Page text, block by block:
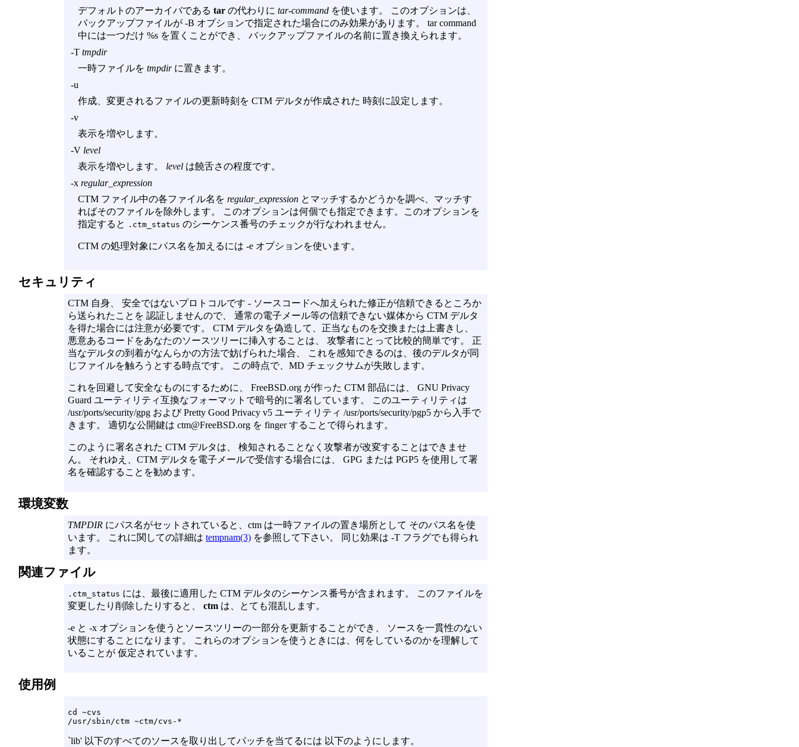
デフォルトのアーカイバである tar の代わりに tar-command を使います。 このオプションは、
バックアップファイルが -B オプションで指定された場合にのみ効果があります。 tar command
中には一つだけ %s を置くことができ、 バックアップファイルの名前に置き換えられます。
-T tmpdir
一時ファイルを tmpdirに置きます。
-u
作成、変更されるファイルの更新時刻を CTM デルタが作成された 時刻に設定します。
-v
表示を増やします。
-V level
表示を増やします。 level は饒舌さの程度です。
-x regular_expression
CTM ファイル中の各ファイル名を regular_expression とマッチするかどうかを調べ、マッチす
ればそのファイルを除外します。 このオプションは何個でも指定できます。このオプションを
指定すると
.ctm_status のシーケンス番号のチェックが行なわれません。
CTM の処理対象にパス名を加えるには -e オプションを使います。
セキュリティ
CTM 自身、 安全ではないプロトコルです - ソースコードへ加えられた修正が信頼できるところか
ら送られたことを 認証しませんので、 通常の電子メール等の信頼できない媒体から CTM デルタ
を得た場合には注意が必要です。 CTM デルタを偽造して、正当なものを交換または上書きし、
悪意あるコードをあなたのソースツリーに挿入することは、 攻撃者にとって比較的簡単です。 正
当なデルタの到着がなんらかの方法で妨げられた場合、 これを感知できるのは、後のデルタが同
じファイルを触ろうとする時点です。 この時点で、MD チェックサムが失敗します。
これを回避して安全なものにするために、 FreeBSD.org が作った CTM 部品には、 GNU Privacy
Guard ユーティリティ互換なフォーマットで暗号的に署名しています。 このユーティリティは
/usr/ports/security/gpg および Pretty Good Privacy v5 ユーティリティ /usr/ports/security/pgp5 から入手で
きます。 適切な公開鍵は ctm@FreeBSD.org を finger することで得られます。
このように署名された CTM デルタは、 検知されることなく攻撃者が改変することはできませ
ん。 それゆえ、CTM デルタを電子メールで受信する場合には、 GPG または PGP5 を使用して署
名を確認することを勧めます。
環境変数
TMPDIR にパス名がセットされていると、ctm は一時ファイルの置き場所として そのパス名を使
います。 これに関しての詳細は tempnam(3) を参照して下さい。 同じ効果は -T フラグでも得られ
ます。
関連ファイル
.ctm_status には、最後に適用した CTM デルタのシーケンス番号が含まれます。 このファイルを
変更したり削除したりすると、 ctm は、とても混乱します。
-e と -x オプションを使うとソースツリーの一部分を更新することができ、 ソースを一貫性のない
状態にすることになります。 これらのオプションを使うときには、何をしているのかを理解して
いることが 仮定されています。
使用例
cd ~cvs
`lib' 以下のすべてのソースを取り出してパッチを当てるには 以下のようにします。